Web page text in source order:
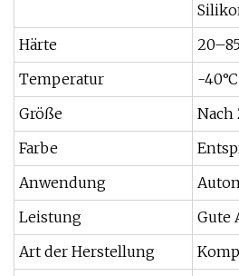
Härte
Temperatur
-
Größe
Nach
Farbe
Anwendung
Leistung
Gute
Art der Herstellung